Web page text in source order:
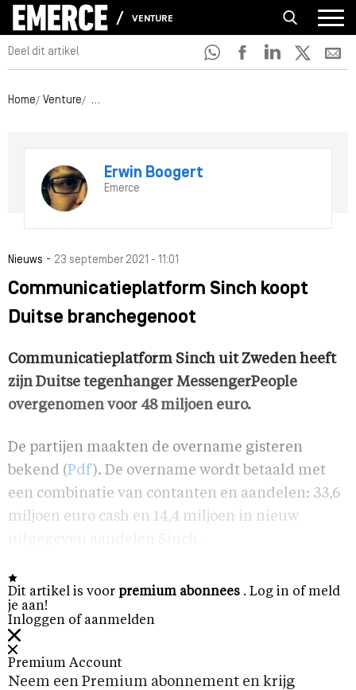
VENTURE
Deel dit artikel
Home Venture Communicatieplatform Sinch koopt Duitse
Erwin Boogert
Emerce
Nieuws - 23 september 2021 - 11:01
Communicatieplatform Sinch koopt
Duitse branchegenoot
Communicatieplatform Sinch uit Zweden heeft
zijn Duitse tegenhanger MessengerPeople
overgenomen voor 48 miljoen euro.
De partijen maakten de overname gisteren
bekend (Pdf). De overname wordt betaald met
een combinatie van contanten en aandelen: 33,6
miljoen euro cash en 14,4 miljoen in nieuw
Dit artikel is voor premium abonnees . Log in of meld
je aan!
Inloggen of aanmelden
Premium Account
Neem een Premium abonnement en krijg